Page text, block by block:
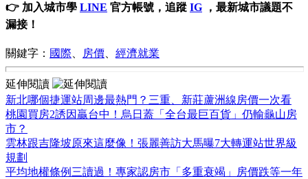
👉 加入城市學 LINE 官方帳號，追蹤 IG ，最新城市議題不
漏接！
關鍵字： 國際 房價 經濟就業
延伸閱讀
新北哪個捷運站周邊最熱門？三重、新莊蘆洲線房價一次看
桃園買房2誘因贏台中！烏日蓋「全台最巨百貨」仍輸龜山房
市？
雲林跟吉隆坡原來這麼像！張麗善訪大馬曝7大轉運站世界級
規劃
平均地權條例三讀過！專家認房市「多重衰竭」房價跌等一年